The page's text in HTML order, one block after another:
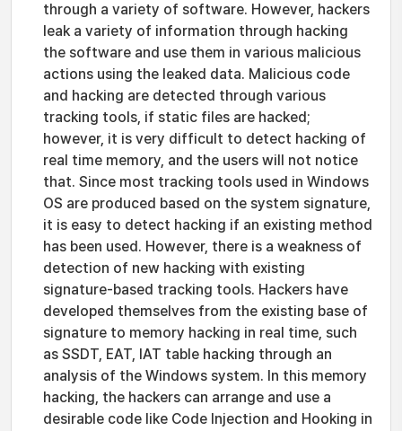
through a variety of software. However, hackers
leak a variety of information through hacking
the software and use them in various malicious
actions using the leaked data. Malicious code
and hacking are detected through various
tracking tools, if static files are hacked;
however, it is very difficult to detect hacking of
real time memory, and the users will not notice
that. Since most tracking tools used in Windows
OS are produced based on the system signature,
it is easy to detect hacking if an existing method
has been used. However, there is a weakness of
detection of new hacking with existing
signature-based tracking tools. Hackers have
developed themselves from the existing base of
signature to memory hacking in real time, such
as SSDT, EAT, IAT table hacking through an
analysis of the Windows system. In this memory
hacking, the hackers can arrange and use a
desirable code like Code Injection and Hooking in